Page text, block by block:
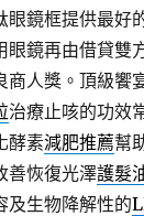
眼鏡框提供最好
眼鏡再由借貸雙
商人獎。頂級饗
治療止咳的功效
酵素減肥推薦幫
善恢復光澤護髮
及生物降解性的